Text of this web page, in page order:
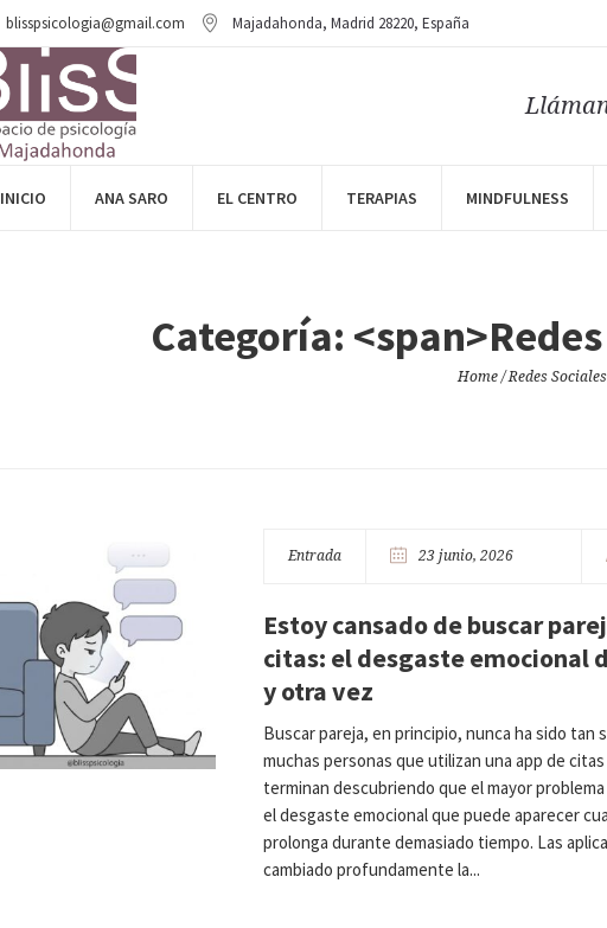
blisspsicologia@gmail.com Majadahonda, Madrid 28220, España
INICIO ANA SARO EL CENTRO TERAPIAS MINDFULNESS
Categoría:
Home /Redes Sociales
Entrada 23 junio, 2026
Estoy cansado de buscar
citas: el desgaste emocional
y otra vez
Buscar pareja, en principio, nunca ha sido tan
muchas personas que utilizan una app de
terminan descubriendo que el mayor
el desgaste emocional que puede aparecer
prolonga durante demasiado tiempo. Las
cambiado profundamente la...